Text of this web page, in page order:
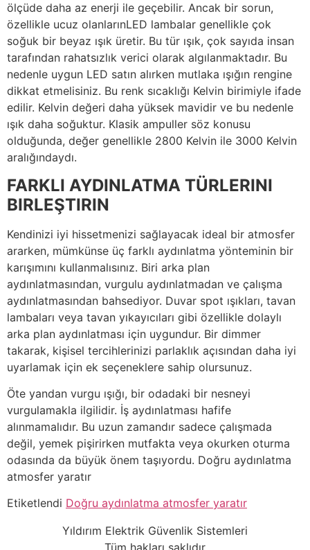
ölçüde daha az enerji ile geçebilir. Ancak bir sorun,
özellikle ucuz olanlarınLED lambalar genellikle çok
soğuk bir beyaz ışık üretir. Bu tür ışık, çok sayıda insan
tarafından rahatsızlık verici olarak algılanmaktadır. Bu
nedenle uygun LED satın alırken mutlaka ışığın rengine
dikkat etmelisiniz. Bu renk sıcaklığı Kelvin birimiyle ifade
edilir. Kelvin değeri daha yüksek mavidir ve bu nedenle
ışık daha soğuktur. Klasik ampuller söz konusu
olduğunda, değer genellikle 2800 Kelvin ile 3000 Kelvin
aralığındaydı.
FARKLI AYDINLATMA TÜRLERINI
BIRLEŞTIRIN
Kendinizi iyi hissetmenizi sağlayacak ideal bir atmosfer
ararken, mümkünse üç farklı aydınlatma yönteminin bir
karışımını kullanmalısınız. Biri arka plan
aydınlatmasından, vurgulu aydınlatmadan ve çalışma
aydınlatmasından bahsediyor. Duvar spot ışıkları, tavan
lambaları veya tavan yıkayıcıları gibi özellikle dolaylı
arka plan aydınlatması için uygundur. Bir dimmer
takarak, kişisel tercihlerinizi parlaklık açısından daha iyi
uyarlamak için ek seçeneklere sahip olursunuz.
Öte yandan vurgu ışığı, bir odadaki bir nesneyi
vurgulamakla ilgilidir. İş aydınlatması hafife
alınmamalıdır. Bu uzun zamandır sadece çalışmada
değil, yemek pişirirken mutfakta veya okurken oturma
odasında da büyük önem taşıyordu. Doğru aydınlatma
atmosfer yaratır
Etiketlendi Doğru aydınlatma atmosfer yaratır
Yıldırım Elektrik Güvenlik Sistemleri